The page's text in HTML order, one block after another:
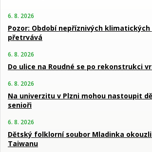
6. 8. 2026
Pozor: Období nepříznivých
přetrvává
6. 8. 2026
Do ulice na Roudné se po rekonstrukci
6. 8. 2026
Na univerzitu v Plzni mohou nastoupit
senioři
6. 8. 2026
Dětský folklorní soubor Mladinka
Taiwanu